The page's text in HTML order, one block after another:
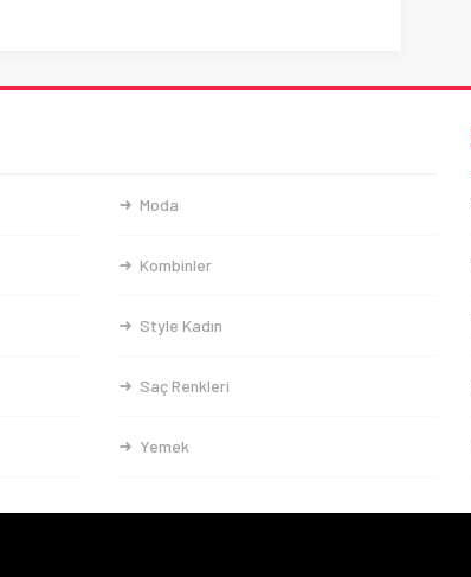
Moda
Kombinler
Style Kadın
Saç Renkleri
Yemek